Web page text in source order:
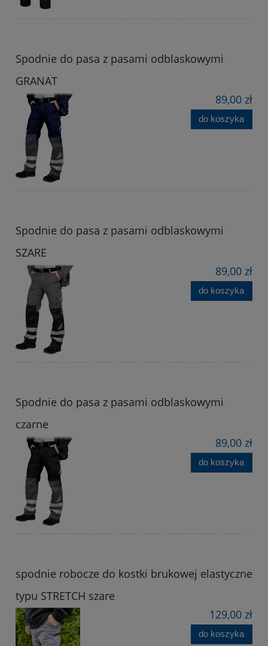
Spodnie do pasa z pasami odblaskowymi
GRANAT
89,00 zł
do koszyka
Spodnie do pasa z pasami odblaskowymi
SZARE
89,00 zł
do koszyka
Spodnie do pasa z pasami odblaskowymi
czarne
89,00 zł
do koszyka
spodnie robocze do kostki brukowej elastyczne
typu STRETCH szare
129,00 zł
do koszyka